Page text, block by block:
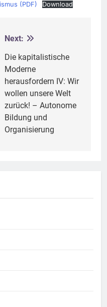
(PDF)
Download
Next:
Die kapitalistische
Moderne
herausfordern IV: Wir
wollen unsere Welt
zurück! – Autonome
Bildung und
Organisierung